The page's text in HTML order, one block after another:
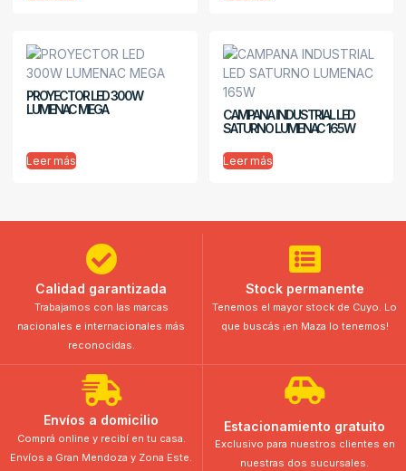
PROYECTOR LED 300W
LUMENAC MEGA
Leer más
CAMPANA INDUSTRIAL LED
SATURNO LUMENAC 165W
Leer más
Calidad garantizada
Trabajamos con las marcas
nacionales e internacionales más
reconocidas.
Stock permanente
Tenemos el mayor stock de Cuyo. Lo
que buscás ¡en Maza lo tenemos!
Envíos a domicilio
Comprá online y recibí en tu casa.
Envíos a Gran Mendoza y Zona Este.
Estacionamiento gratuito
Exclusivo para nuestros clientes en
nuestras dos sucursales.